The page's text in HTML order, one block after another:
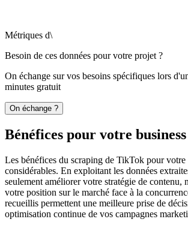
Métriques d\
Besoin de ces données pour votre projet ?
On échange sur vos besoins spécifiques lors
minutes gratuit
On échange ?
Bénéfices pour votre business
Les bénéfices du scraping de TikTok pour votre
considérables. En exploitant les données
seulement améliorer votre stratégie de contenu,
votre position sur le marché face à la
recueillis permettent une meilleure prise de
optimisation continue de vos campagnes